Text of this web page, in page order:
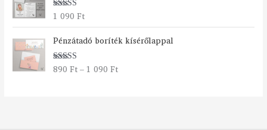
n
y
Értékelés:
1 090Ft
Pénzátadó boríték kísérőlappal
Értékelés:
890Ft – 1 090Ft
Á
r
a